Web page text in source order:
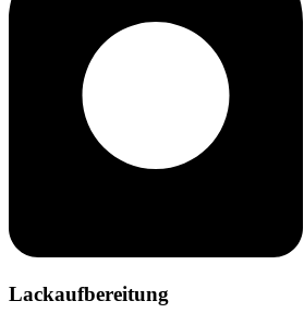
Lackaufbereitung